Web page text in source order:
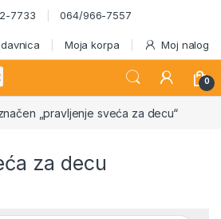
7733 064/966-7557
Moja korpa Moj nalog
0
„pravljenje sveća za decu“
za decu